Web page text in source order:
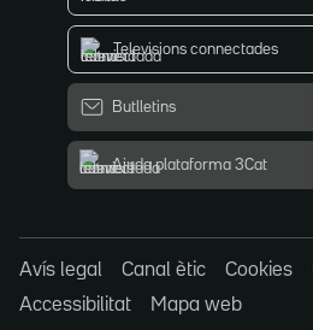
Televisions connectades
Butlletins
Ajuda plataforma 3Cat
Avís legal Canal ètic Cookies
Accessibilitat
Mapa web